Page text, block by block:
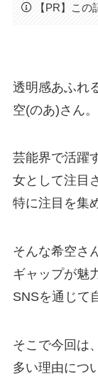
【PR】こ
透明感あふれ
空(のあ)さん。
芸能界で活躍
女として注目
特に注目を集
そんな希空さ
ギャップが魅
SNSを通じて
そこで今回は、
多い理由につ